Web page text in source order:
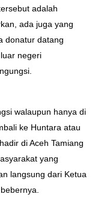
adalah
ada juga yang
donatur datang
negeri
walaupun hanya di
ke Huntara atau
di Aceh Tamiang
yang
langsung dari Ketua